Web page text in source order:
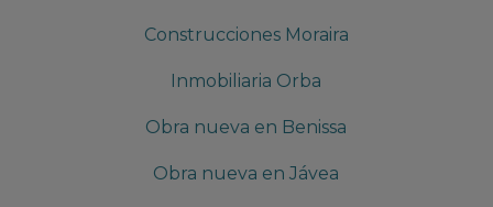
Construcciones Moraira
Inmobiliaria Orba
Obra nueva en Benissa
Obra nueva en Jávea